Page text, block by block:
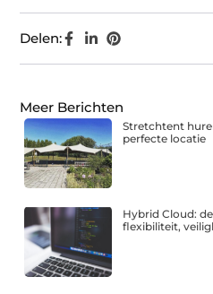
Delen:
Meer Berichten
Stretchtent
perfecte locatie
Hybrid Cloud:
flexibiliteit,